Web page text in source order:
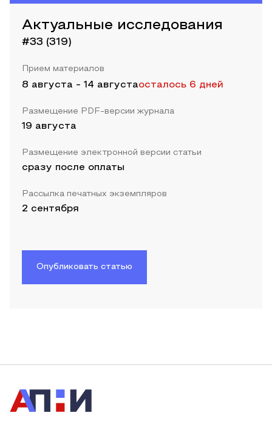
Актуальные исследования
#33 (319)
Прием материалов
8 августа - 14 августаосталось 6 дней
Размещение PDF-версии журнала
19 августа
Размещение электронной версии статьи
сразу после оплаты
Рассылка печатных экземпляров
2 сентября
Опубликовать статью